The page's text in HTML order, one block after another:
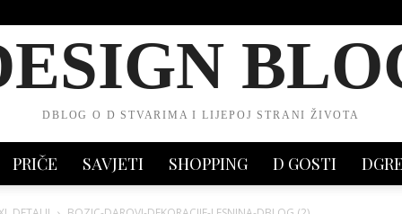
DBLOG O D STVARIMA I LIJEPOJ STRANI ŽIVOTA
PRIČE SAVJETI SHOPPING D GOSTI